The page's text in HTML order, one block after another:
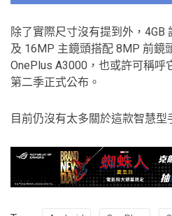
除了實際尺寸沒有提到外，4GB
及 16MP 主鏡頭搭配 8MP 前鏡
OnePlus A3000，也或許可稱呼
第二季正式公布。
目前仍沒有太多關於這款智慧型